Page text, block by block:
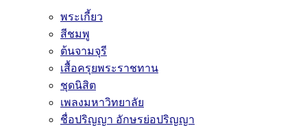
พระเกี้ยว
สีชมพู
ต้นจามจุรี
เสื้อครุยพระราชทาน
ชุดนิสิต
เพลงมหาวิทยาลัย
ชื่อปริญญา อักษรย่อปริญญา